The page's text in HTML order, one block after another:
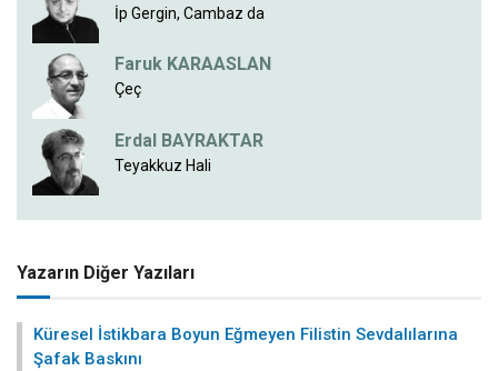
İp Gergin, Cambaz da
Faruk KARAASLAN
Çeç
Erdal BAYRAKTAR
Teyakkuz Hali
Yazarın Diğer Yazıları
Küresel İstikbara Boyun Eğmeyen Filistin Sevdalılarına
Şafak Baskını